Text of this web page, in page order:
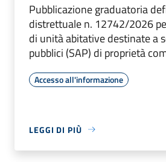
Pubblicazione graduatoria
distrettuale n. 12742/2026
di unità abitative destinate a
pubblici (SAP) di proprietà
Accesso all'informazione
LEGGI DI PIÙ